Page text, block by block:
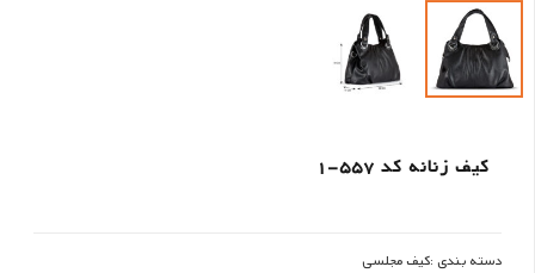
کیف زنانه کد 557-1
دسته بندی :کیف مجلسی